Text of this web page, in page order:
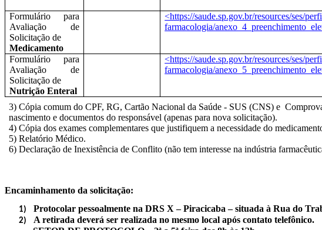
Formulário para
Avaliação de
Solicitação de
Medicamento
<https://saude.sp.gov.br/resources/ses/
farmacologia/
Formulário para
Avaliação de
Solicitação de
NutriçãoEnteral
<https://saude.sp.gov.br/resources/ses/
farmacologia/
3) Cópia comum do CPF, RG, Cartão Nacional da Saúde - SUS (CNS) e
nascimento e documentos do responsável (apenas para nova solicitação).
4)Cópia dos exames complementares que justifiquem a necessidade do
5) Relatório Médico.
6) Declaração de Inexistência de Conflito (não tem interesse na indústria
Encaminhamento da solicitação:
1) Protocolar pessoalmente na DRS X – Piracicaba – situada à Rua do
2)
A retirada deverá ser realizada no mesmo local após contato telefônico.